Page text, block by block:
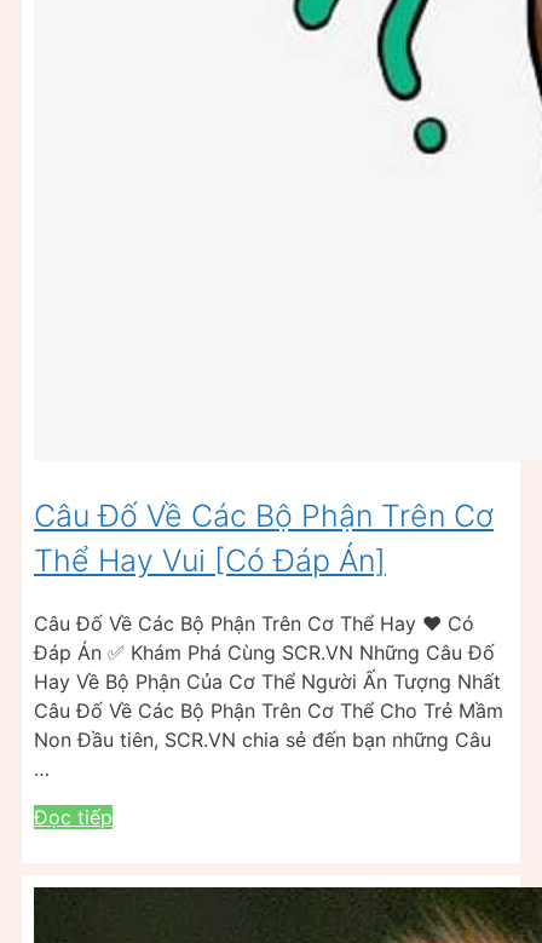
Câu Đố Về Các Bộ Phận Trên Cơ
Thể Hay Vui [Có Đáp Án]
Câu Đố Về Các Bộ Phận Trên Cơ Thể Hay ❤️️ Có
Đáp Án ✅ Khám Phá Cùng SCR.VN Những Câu Đố
Hay Về Bộ Phận Của Cơ Thể Người Ấn Tượng Nhất
Câu Đố Về Các Bộ Phận Trên Cơ Thể Cho Trẻ Mầm
Non Đầu tiên, SCR.VN chia sẻ đến bạn những Câu
…
Đọc tiếp